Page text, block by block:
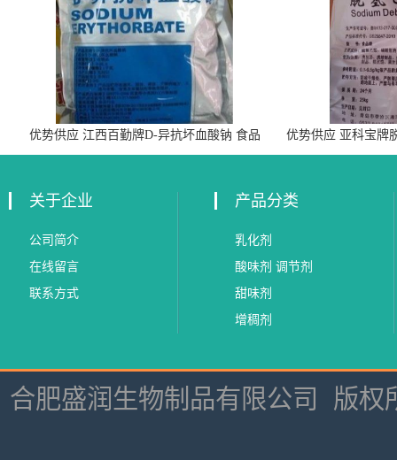
优势供应 江西百勤牌D-异抗坏血酸钠 食品
级抗氧化剂
优势供应 亚科宝牌
关于企业
公司简介
在线留言
联系方式
产品分类
乳化剂
酸味剂 调节剂
甜味剂
增稠剂
合肥盛润生物制品有限公司 版权